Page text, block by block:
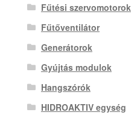
Fűtési szervomotorok
Fűtőventilátor
Generátorok
Gyújtás modulok
Hangszórók
HIDROAKTIV egység